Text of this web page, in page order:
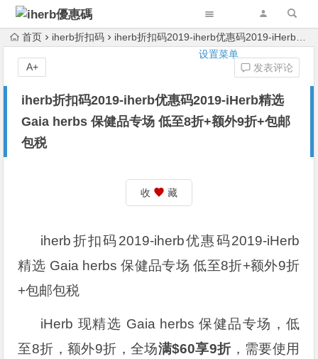
设置菜单
首页 iherb折扣码 iherb折扣码2019-iherb优惠码2019-iHerb精选 Gaia herbs 保健品专场 低至8折+额外9折+包邮包税
iherb折扣码2019-iherb优惠码2019-iHerb精选
Gaia herbs 保健品专场 低至8折+额外9折+包邮
包税
发表评论
A+
收 藏
iherb折扣码2019-iherb优惠码2019-iHerb
精选 Gaia herbs 保健品专场 低至8折+额外9折
+包邮包税
iHerb 现精选 Gaia herbs 保健品专场，低
至8折，额外9折，全场满$60享9折 ，需要使用